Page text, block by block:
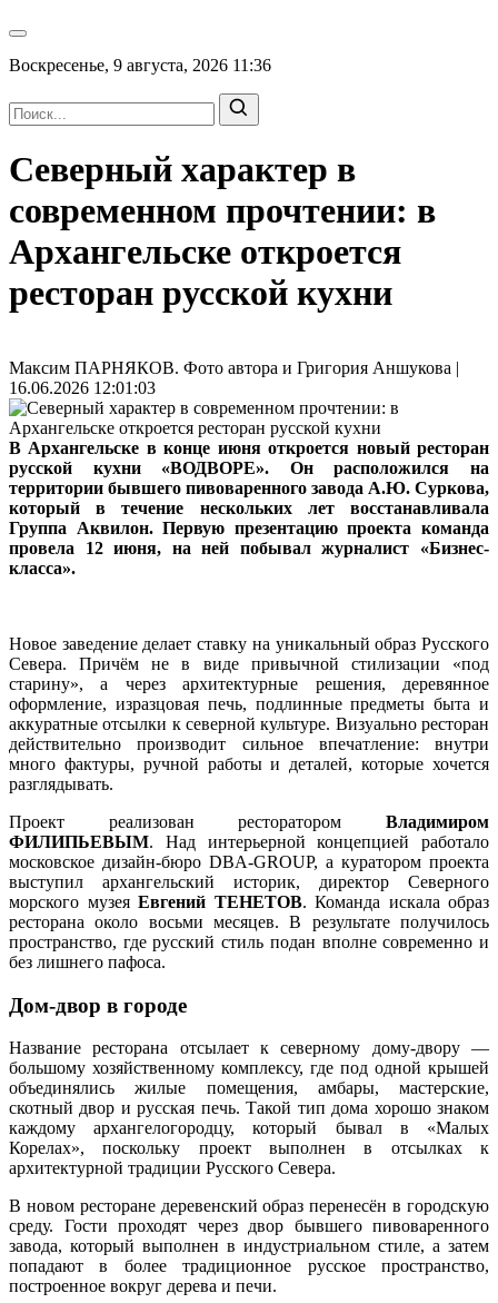
Воскресенье, 9 августа, 2026 11:36
Северный характер в
современном прочтении: в
Архангельске откроется
ресторан русской кухни
Максим ПАРНЯКОВ. Фото автора и Григория Аншукова |
16.06.2026 12:01:03
В Архангельске в конце июня откроется новый ресторан
русской кухни «ВОДВОРЕ». Он расположился на
территории бывшего пивоваренного завода А.Ю. Суркова,
который в течение нескольких лет восстанавливала
Группа Аквилон. Первую презентацию проекта команда
провела 12 июня, на ней побывал журналист «Бизнес-
класса».
Новое заведение делает ставку на уникальный образ Русского
Севера. Причём не в виде привычной стилизации «под
старину», а через архитектурные решения, деревянное
оформление, изразцовая печь, подлинные предметы быта и
аккуратные отсылки к северной культуре. Визуально ресторан
действительно производит сильное впечатление: внутри
много фактуры, ручной работы и деталей, которые хочется
разглядывать.
Проект реализован ресторатором Владимиром
ФИЛИПЬЕВЫМ. Над интерьерной концепцией работало
московское дизайн-бюро DBA-GROUP, а куратором проекта
выступил архангельский историк, директор Северного
морского музея Евгений ТЕНЕТОВ. Команда искала образ
ресторана около восьми месяцев. В результате получилось
пространство, где русский стиль подан вполне современно и
без лишнего пафоса.
Дом-двор в городе
Название ресторана отсылает к северному дому-двору —
большому хозяйственному комплексу, где под одной крышей
объединялись жилые помещения, амбары, мастерские,
скотный двор и русская печь. Такой тип дома хорошо знаком
каждому архангелогородцу, который бывал в «Малых
Корелах», поскольку проект выполнен в отсылках к
архитектурной традиции Русского Севера.
В новом ресторане деревенский образ перенесён в городскую
среду. Гости проходят через двор бывшего пивоваренного
завода, который выполнен в индустриальном стиле, а затем
попадают в более традиционное русское пространство,
построенное вокруг дерева и печи.